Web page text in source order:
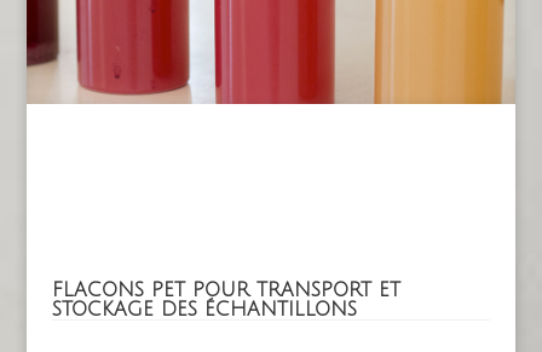
FLACONS PET POUR TRANSPORT ET
STOCKAGE DES ÉCHANTILLONS